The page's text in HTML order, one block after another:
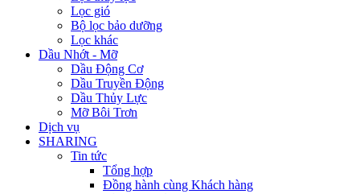
Lọc gió
Bộ lọc bảo dưỡng
Lọc khác
Dầu Nhớt - Mỡ
Dầu Động Cơ
Dầu Truyền Động
Dầu Thủy Lực
Mỡ Bôi Trơn
Dịch vụ
SHARING
Tin tức
Tổng hợp
Đồng hành cùng Khách hàng